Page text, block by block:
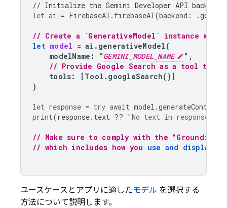
// Initialize the Gemini Developer API backend
let ai = FirebaseAI . firebaseAI(backend : .
// Create a `GenerativeModel` instance with
let model = ai . generativeModel (
modelName : "GEMINI_MODEL_NAME " ,
// Provide Google Search as a tool that
tools: [ Tool . googleSearch()]
)
let response = try await model .generateContent
print(response. text ?? "No text in response."
// Make sure to comply with the "Grounding
// which includes how you use and display
ユースケースとアプリに適したモデル を選択する
方法について説明します。